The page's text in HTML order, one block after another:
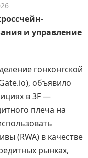
и управление
гонконгской
объявило
в 3F —
плеча на
(RWA) в качестве
рынках,